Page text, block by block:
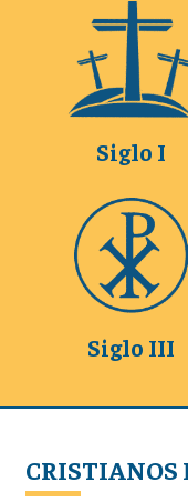
Siglo I
Siglo III
CRISTIANOS